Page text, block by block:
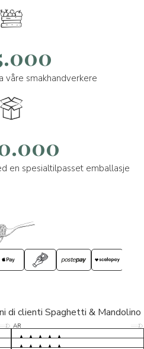
våre smakhandverkere
en spesialtilpasset emballasje
di clienti Spaghetti & Mandolino
AR 5/5
D* 5/5
S* 5/5